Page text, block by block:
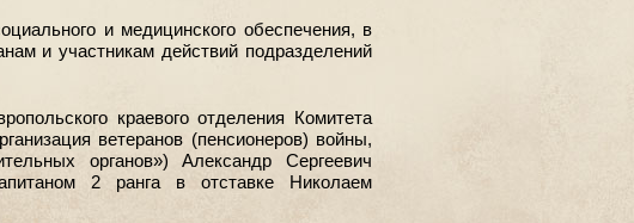
и медицинского обеспечения, в
и участникам действий подразделений
краевого отделения Комитета
ветеранов (пенсионеров) войны,
органов») Александр Сергеевич
2 ранга в отставке Николаем